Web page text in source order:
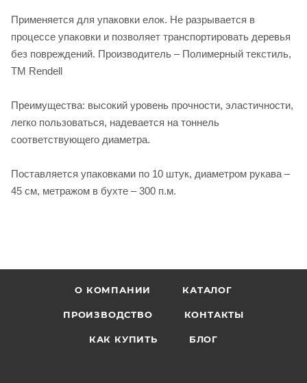
Применяется для упаковки елок. Не разрывается в
процессе упаковки и позволяет транспортировать деревья
без повреждений. Производитель – Полимерный текстиль,
ТМ Rendell
Преимущества: высокий уровень прочности, эластичности,
легко пользоваться, надевается на тоннель
соответствующего диаметра.
Поставляется упаковками по 10 штук, диаметром рукава –
45 см, метражом в бухте – 300 п.м.
О КОМПАНИИ КАТАЛОГ
ПРОИЗВОДСТВО КОНТАКТЫ
КАК КУПИТЬ БЛОГ